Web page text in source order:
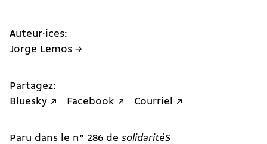
Auteur·ices:
Jorge Lemos →
Partagez:
Bluesky ↗
Facebook ↗ Courriel ↗
Paru dans le n° 286 de solidaritéS